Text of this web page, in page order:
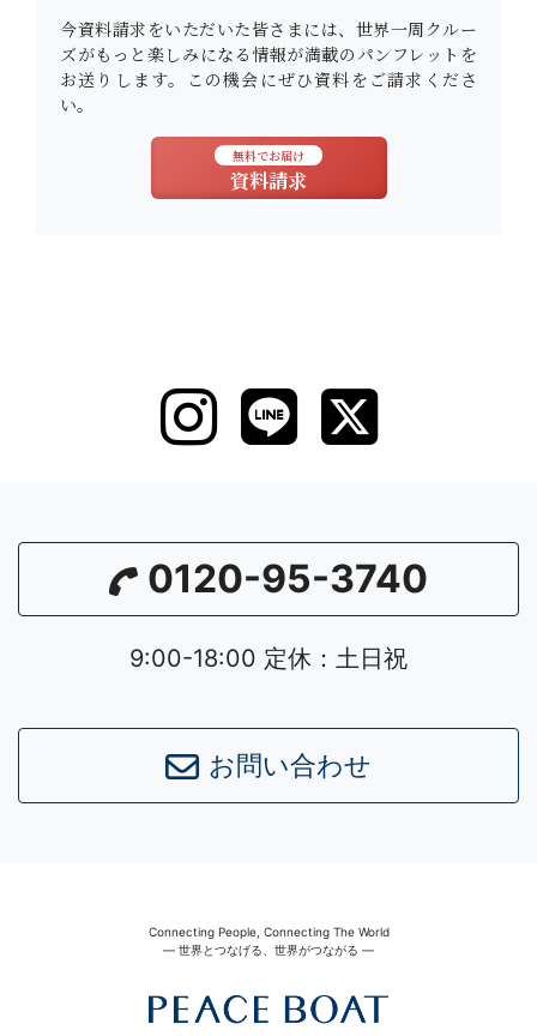
今資料請求をいただいた皆さまには、世界一周クルー
ズがもっと楽しみになる情報が満載のパンフレットを
お送りします。この機会にぜひ資料をご請求くださ
い。
無料でお届け
資料請求
0120-95-3740
9:00-18:00 定休：土日祝
お問い合わせ
Connecting People, Connecting The World
― 世界とつなげる、世界がつながる ―